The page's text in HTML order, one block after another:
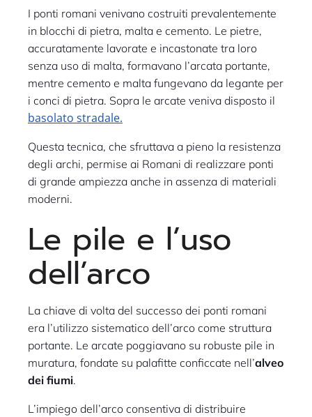
I ponti romani venivano costruiti prevalentemente
in blocchi di pietra, malta e cemento. Le pietre,
accuratamente lavorate e incastonate tra loro
senza uso di malta, formavano l’arcata portante,
mentre cemento e malta fungevano da legante per
i conci di pietra. Sopra le arcate veniva disposto il
basolato stradale.
Questa tecnica, che sfruttava a pieno la resistenza
degli archi, permise ai Romani di realizzare ponti
di grande ampiezza anche in assenza di materiali
moderni.
Le pile e l’uso
dell’arco
La chiave di volta del successo dei ponti romani
era l’utilizzo sistematico dell’arco come struttura
portante. Le arcate poggiavano su robuste pile in
muratura, fondate su palafitte conficcate nell’alveo
dei fiumi.
L’impiego dell’arco consentiva di distribuire